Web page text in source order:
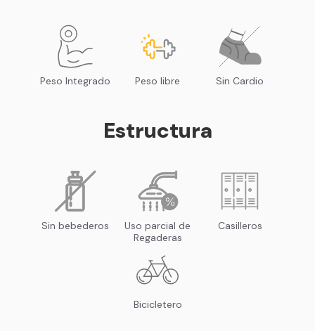
Peso Integrado Peso libre Sin Cardio
Estructura
Sin bebederos
Uso parcial de
Regaderas
Casilleros
Bicicletero